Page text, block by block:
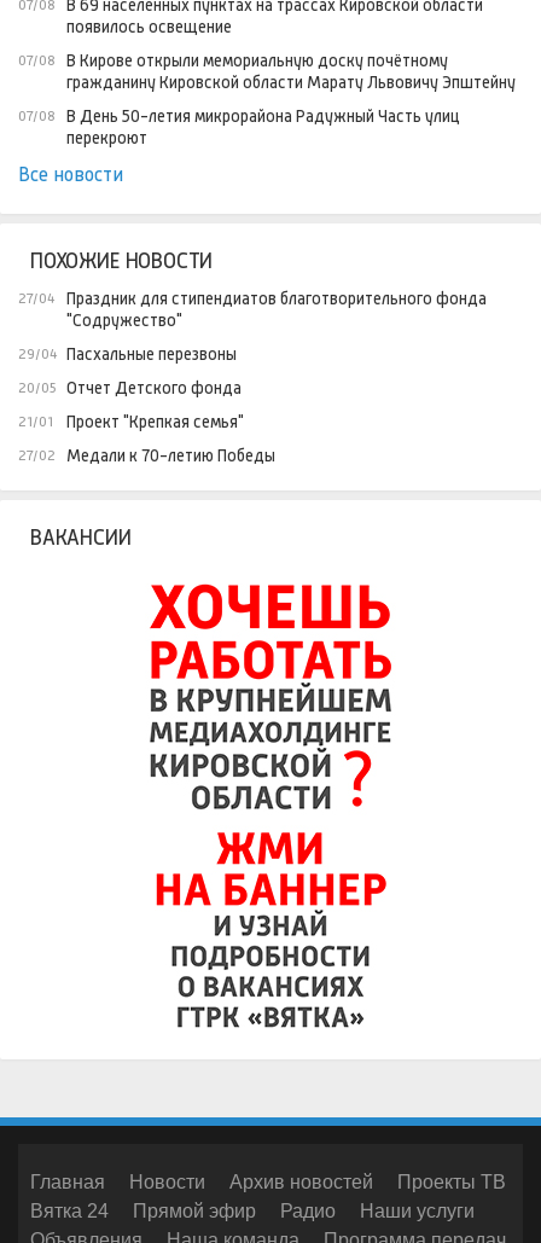
07/08
В 69 населенных пунктах на трассах Кировской области
появилось освещение
07/08
В Кирове открыли мемориальную доску почётному
гражданину Кировской области Марату Львовичу Эпштейну
07/08
В День 50-летия микрорайона Радужный Часть улиц
перекроют
Все новости
ПОХОЖИЕ НОВОСТИ
27/04
Праздник для стипендиатов благотворительного фонда
"Содружество"
29/04 Пасхальные перезвоны
20/05 Отчет Детского фонда
21/01 Проект "Крепкая семья"
27/02 Медали к 70-летию Победы
ВАКАНСИИ
Главная Новости Архив новостей
Проекты ТВ
Вятка 24
Прямой эфир Радио
Наши услуги